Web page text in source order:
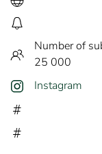
Number of
25 000
Instagram